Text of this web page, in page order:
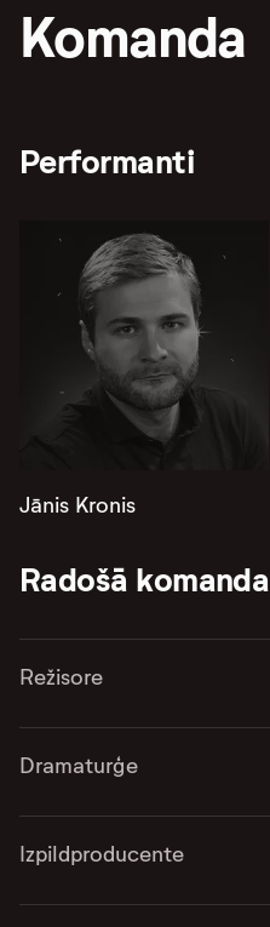
Komanda
Performanti
Jānis Kronis
Radošā komanda
Režisore
Dramaturģe
Izpildproducente